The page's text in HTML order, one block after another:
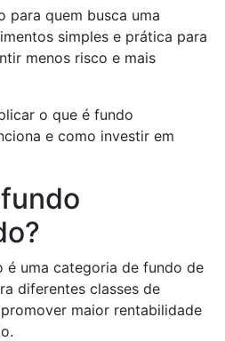
para quem busca uma
simples e prática para
menos risco e mais
o que é fundo
e como investir em
é uma categoria de fundo de
diferentes classes de
maior rentabilidade